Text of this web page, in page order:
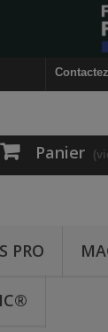
Panier
PRO